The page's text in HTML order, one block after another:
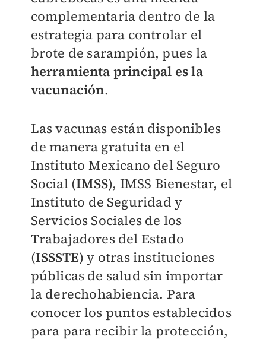
complementaria dentro de la
estrategia para controlar el
brote de sarampión, pues la
herramienta principal es la
vacunación.
Las vacunas están disponibles
de manera gratuita en el
Instituto Mexicano del Seguro
Social (IMSS), IMSS Bienestar, el
Instituto de Seguridad y
Servicios Sociales de los
Trabajadores del Estado
(ISSSTE) y otras instituciones
públicas de salud sin importar
la derechohabiencia. Para
conocer los puntos establecidos
para para recibir la protección,